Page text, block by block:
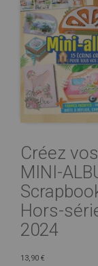
Créez vos
MINI-
Hors-
2024
13,90 €